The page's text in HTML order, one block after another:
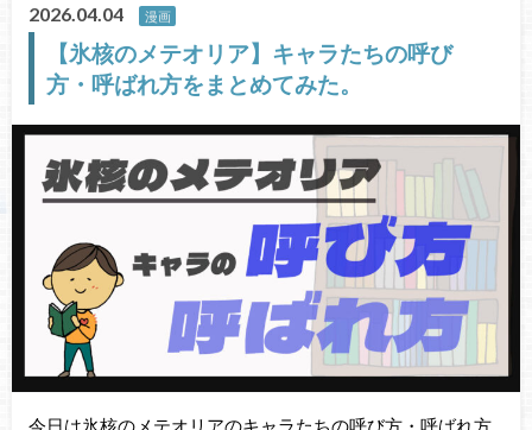
2026.04.04 漫画
【氷核のメテオリア】キャラたちの呼び
方・呼ばれ方をまとめてみた。
今日は氷核のメテオリアのキャラたちの呼び方・呼ばれ方